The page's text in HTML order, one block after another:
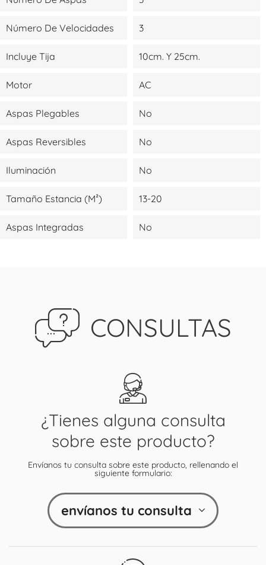
Número De Velocidades 3
Incluye Tija 10cm. Y 25cm.
Motor AC
Aspas Plegables No
Aspas Reversibles No
Iluminación No
Tamaño Estancia (m²) 13-20
Aspas Integradas No
CONSULTAS
¿Tienes alguna consulta
sobre este producto?
Envíanos tu consulta sobre este producto, rellenando el
siguiente formulario:
envíanos tu consulta